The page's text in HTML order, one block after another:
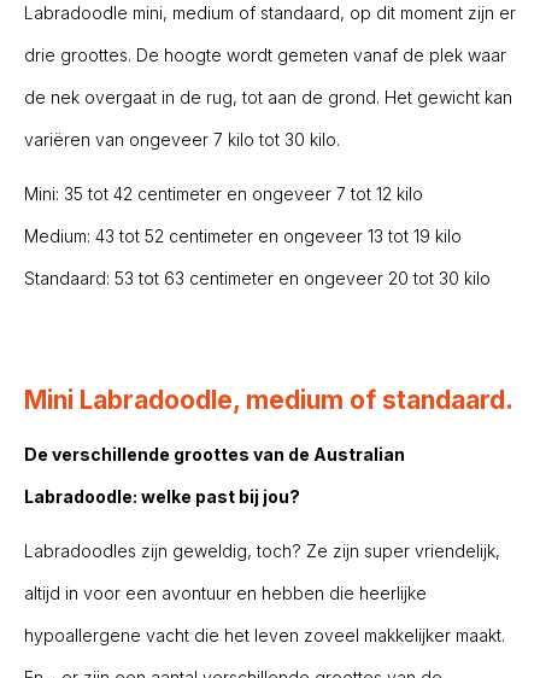
Labradoodle mini, medium of standaard, op dit moment zijn er
drie groottes. De hoogte wordt gemeten vanaf de plek waar
de nek overgaat in de rug, tot aan de grond. Het gewicht kan
variëren van ongeveer 7 kilo tot 30 kilo.
Mini: 35 tot 42 centimeter en ongeveer 7 tot 12 kilo
Medium: 43 tot 52 centimeter en ongeveer 13 tot 19 kilo
Standaard: 53 tot 63 centimeter en ongeveer 20 tot 30 kilo
Mini Labradoodle, medium of standaard.
De verschillende groottes van de Australian
Labradoodle: welke past bij jou?
Labradoodles zijn geweldig, toch? Ze zijn super vriendelijk,
altijd in voor een avontuur en hebben die heerlijke
hypoallergene vacht die het leven zoveel makkelijker maakt.